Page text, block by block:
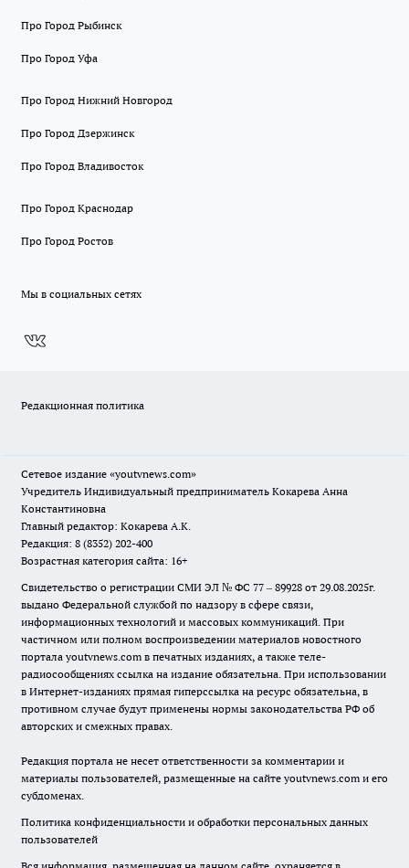
Про Город Рыбинск
Про Город Уфа
Про Город Нижний Новгород
Про Город Дзержинск
Про Город Владивосток
Про Город Краснодар
Про Город Ростов
Мы в социальных сетях
Редакционная политика
Сетевое издание «youtvnews.com»
Учредитель Индивидуальный предприниматель Кокарева Анна
Константиновна
Главный редактор: Кокарева А.К.
Редакция: 8 (8352) 202-400
Возрастная категория сайта: 16+
Свидетельство о регистрации СМИ ЭЛ № ФС 77 – 89928 от 29.08.2025г.
выдано Федеральной службой по надзору в сфере связи,
информационных технологий и массовых коммуникаций. При
частичном или полном воспроизведении материалов новостного
портала youtvnews.com в печатных изданиях, а также теле-
радиосообщениях ссылка на издание обязательна. При использовании
в Интернет-изданиях прямая гиперссылка на ресурс обязательна, в
противном случае будут применены нормы законодательства РФ об
авторских и смежных правах.
Редакция портала не несет ответственности за комментарии и
материалы пользователей, размещенные на сайте youtvnews.com и его
субдоменах.
Политика конфиденциальности и обработки персональных данных
пользователей